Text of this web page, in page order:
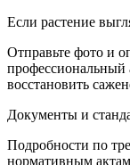
Если растение
Отправьте фото и
профессиональный
восстановить
Документы и
Подробности по
нормативным